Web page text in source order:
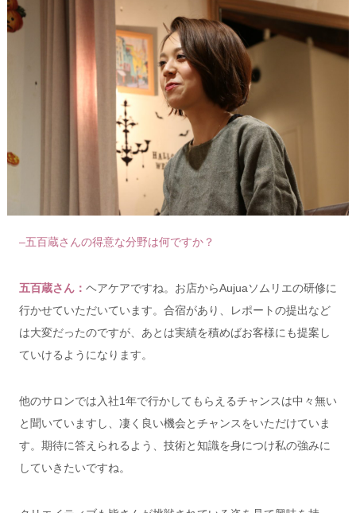
–五百蔵さんの得意な分野は何ですか？
五百蔵さん： ヘアケアですね。 お店からAujuaソムリエの研修に
行かせていただいています。 合宿があり、レポートの提出など
は大変だったのですが、 あとは実績を積めばお客様にも提案し
ていけるようになります。
他のサロンでは入社1年で行かしてもらえるチャンスは中々無い
と聞いていますし、凄く良い機会とチャンスをいただけていま
す。期待に答えられるよう、技術と知識を身につけ私の強みに
していきたいですね。